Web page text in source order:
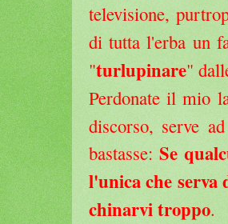
televisione,
di tutta l'erba un
"turlupinare"
Perdonate il mio
discorso, serve
bastasse: Se
l'unica che serva
chinarvi troppo.